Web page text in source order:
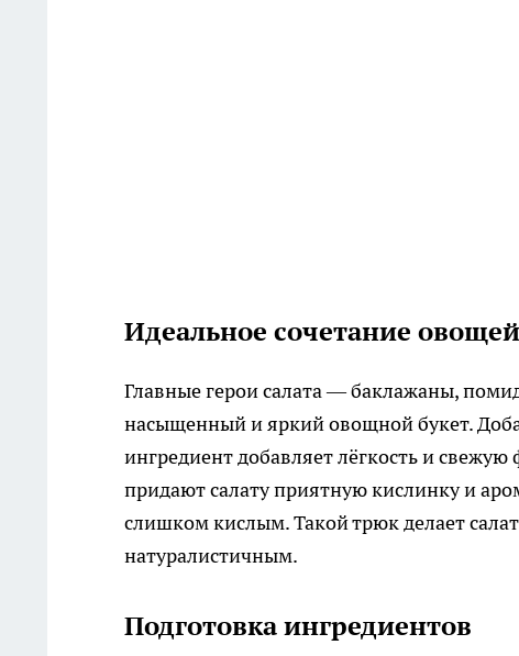
Идеальное сочетание
Главные герои салата — баклажаны,
насыщенный и яркий овощной букет.
ингредиент добавляет лёгкость и
придают салату приятную кислинку и
слишком кислым. Такой трюк делает
натуралистичным.
Подготовка ингредиентов